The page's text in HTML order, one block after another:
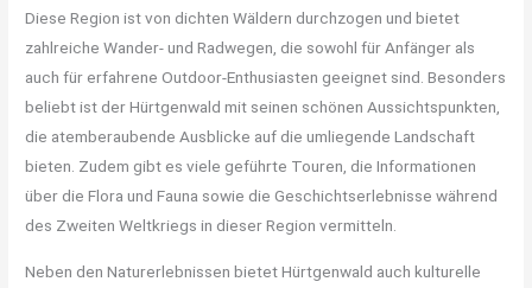
Diese Region ist von dichten Wäldern durchzogen und bietet
zahlreiche Wander- und Radwegen, die sowohl für Anfänger als
auch für erfahrene Outdoor-Enthusiasten geeignet sind. Besonders
beliebt ist der Hürtgenwald mit seinen schönen Aussichtspunkten,
die atemberaubende Ausblicke auf die umliegende Landschaft
bieten. Zudem gibt es viele geführte Touren, die Informationen
über die Flora und Fauna sowie die Geschichtserlebnisse während
des Zweiten Weltkriegs in dieser Region vermitteln.
Neben den Naturerlebnissen bietet Hürtgenwald auch kulturelle